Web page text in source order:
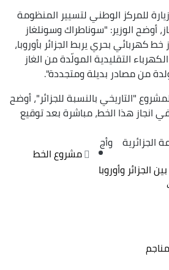
للمركز الوطني لتسيير المنظومة
أوضح الوزير: "سوناطراك وسونلغاز
كهربائي بحري يربط الجزائر بأوروبا،
التقليدية المولّدة من الغاز
من مصادر بديلة ومتجددة".
"التاريخي بالنسبة للجزائر"، أوضح
انجاز هذا الخط، مباشرة بعد توقيع
وأج
مشروع الخط
الجزائر وأوروبا